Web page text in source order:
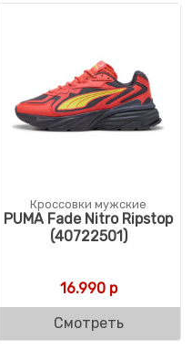
Кроссовки мужские
PUMA Fade Nitro Ripstop
(40722501)
16.990р
Смотреть